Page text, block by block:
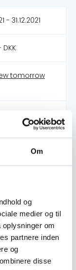
Om
og
medier og til
om
partnere inden
og
disse
- 31.12.2021
DKK
tomorrow
being
Reduced
Peace, Justice
Institutions
Partnerships for